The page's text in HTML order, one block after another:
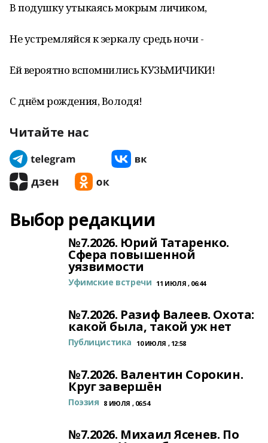
В подушку утыкаясь мокрым личиком,
Не устремляйся к зеркалу средь ночи -
Ей вероятно вспомнились КУЗЬМИЧИКИ!
С днём рождения, Володя!
Читайте нас
Выбор редакции
№7.2026. Юрий Татаренко.
Сфера повышенной
уязвимости
Уфимские встречи 11 ИЮЛЯ , 06:44
№7.2026. Разиф Валеев. Охота:
какой была, такой уж нет
Публицистика 10 ИЮЛЯ , 12:58
№7.2026. Валентин Сорокин.
Круг завершён
Поэзия 8 ИЮЛЯ , 06:54
№7.2026. Михаил Ясенев. По